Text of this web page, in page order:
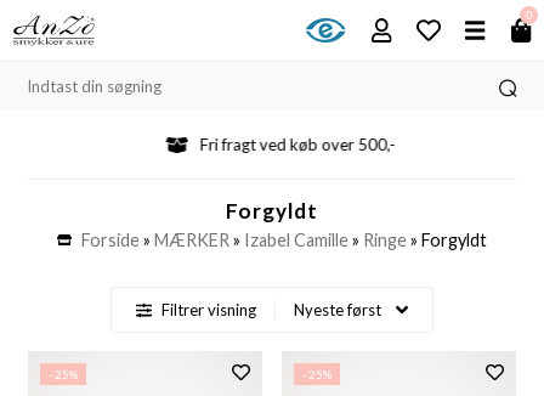
0
Fri fragt ved køb over 500,-
Forgyldt
Forside» MÆRKER » Izabel Camille» Ringe» Forgyldt
Filtrer visning
- 25% - 25%